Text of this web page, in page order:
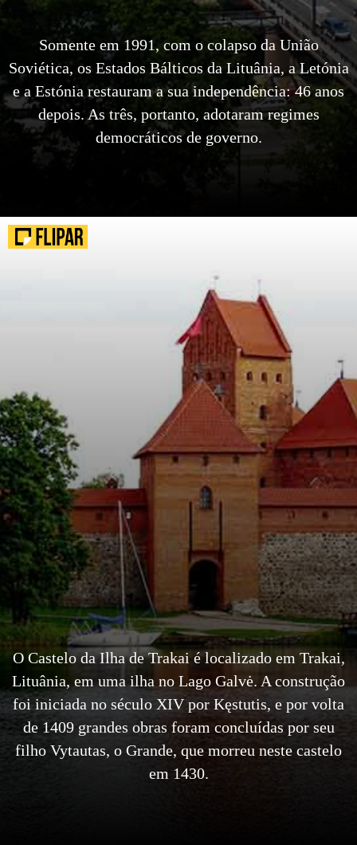
Somente em 1991, com o colapso da União
Soviética, os Estados Bálticos da Lituânia, a Letónia
e a Estónia restauram a sua independência: 46 anos
depois. As três, portanto, adotaram regimes
democráticos de governo.
O Castelo da Ilha de Trakai é localizado em Trakai,
Lituânia, em uma ilha no Lago Galvė. A construção
foi iniciada no século XIV por Kęstutis, e por volta
de 1409 grandes obras foram concluídas por seu
filho Vytautas, o Grande, que morreu neste castelo
em 1430.